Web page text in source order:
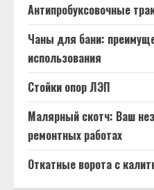
Антипробуксовочные
Чаны для бани:
использования
Стойки опор ЛЭП
Малярный скотч: Ваш
ремонтных работах
Откатные ворота с